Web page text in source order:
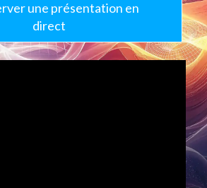
une présentation en
direct